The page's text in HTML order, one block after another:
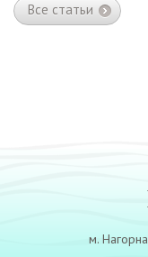
Все статьи
м.